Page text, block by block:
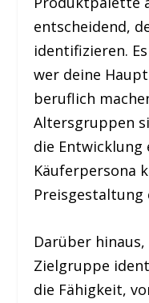
entscheidend,
identifizieren.
wer deine
beruflich
Altersgruppen
die Entwicklung
Käuferpersona
Preisgestaltung
Darüber
Zielgruppe
die Fähigkeit,